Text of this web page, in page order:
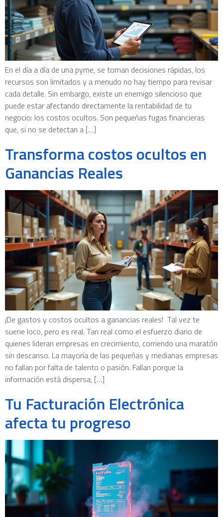
En el día a día de una pyme, se toman decisiones rápidas, los
recursos son limitados y a menudo no hay tiempo para revisar
cada detalle. Sin embargo, existe un enemigo silencioso que
puede estar afectando directamente la rentabilidad de tu
negocio: los costos ocultos. Son pequeñas fugas financieras
que, si no se detectan a […]
Transforma costos ocultos en
Ganancias Reales
¡De gastos y costos ocultos a ganancias reales! Tal vez te
suene loco, pero es real. Tan real como el esfuerzo diario de
quienes lideran empresas en crecimiento, corriendo una maratón
sin descanso. La mayoría de las pequeñas y medianas empresas
no fallan por falta de talento o pasión. Fallan porque la
información está dispersa, […]
Tu Facturación Electrónica
afecta tu progreso